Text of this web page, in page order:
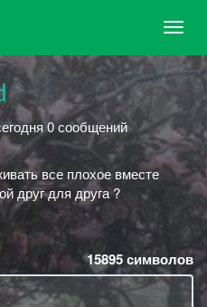
0 сообщений
все плохое вместе
друг для друга ?
15895символов